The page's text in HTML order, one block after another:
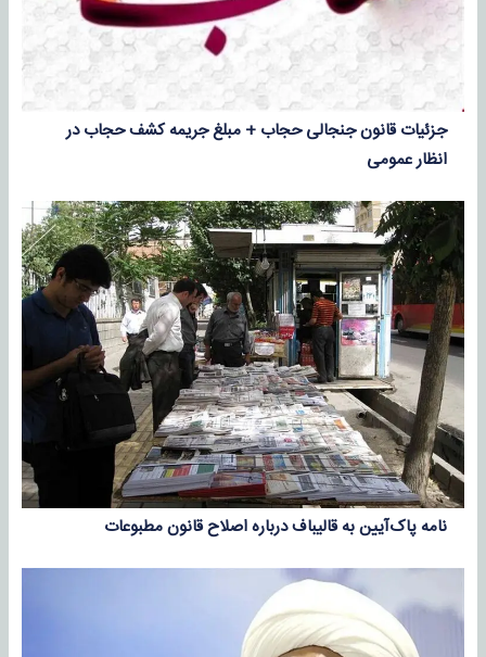
جزئیات قانون جنجالی حجاب + مبلغ جریمه کشف حجاب در
انظار عمومی
نامه پاک‌آیین به قالیباف درباره اصلاح قانون مطبوعات